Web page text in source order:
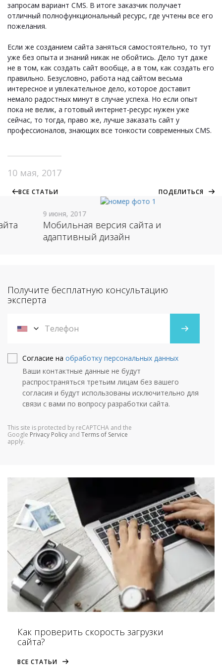
запросам вариант CMS. В итоге заказчик получает
отличный полнофункциональный ресурс, где учтены все его
пожелания.
Если же созданием сайта заняться самостоятельно, то тут
уже без опыта и знаний никак не обойтись. Дело тут даже
не в том, как создать сайт вообще, а в том, как создать его
правильно. Безусловно, работа над сайтом весьма
интересное и увлекательное дело, которое доставит
немало радостных минут в случае успеха. Но если опыт
пока не велик, а готовый интернет-ресурс нужен уже
сейчас, то тогда, право же, лучше заказать сайт у
профессионалов, знающих все тонкости современных CMS.
10 мая, 2017
ВСЕ СТАТЬИ ПОДЕЛИТЬСЯ
9 июня, 2017
Мобильная версия сайта и
адаптивный дизайн
Получите бесплатную консультацию
эксперта
Согласие на обработку персональных данных
Ваши контактные данные не будут
распространяться третьим лицам без вашего
согласия и будут использованы исключительно для
связи с вами по вопросу разработки сайта.
This site is protected by reCAPTCHA and the
Google Privacy Policy and Terms of Service
apply.
Как проверить скорость загрузки
сайта?
ВСЕ СТАТЬИ